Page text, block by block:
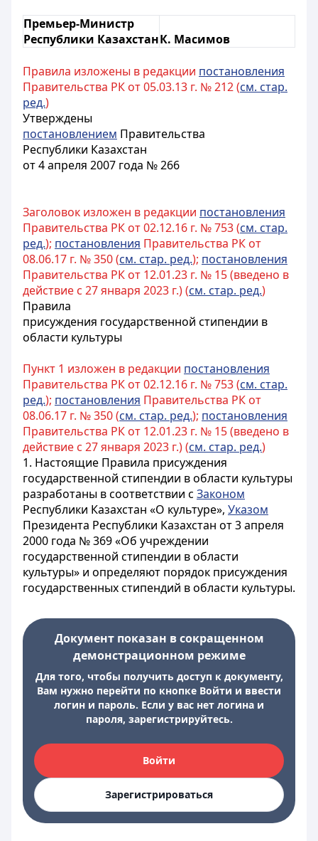
Премьер-Министр
Республики КазахстанК. Масимов
Правила изложены в редакции постановления
Правительства РК от 05.03.13 г. № 212 (см. стар.
ред.)
Утверждены
постановлением Правительства
Республики Казахстан
от 4 апреля 2007 года № 266
Заголовок изложен в редакции постановления
Правительства РК от 02.12.16 г. № 753 (см. стар.
ред.); постановления Правительства РК от
08.06.17 г. № 350 (см. стар. ред.); постановления
Правительства РК от 12.01.23 г. № 15 (введено в
действие с 27 января 2023 г.) (см. стар. ред.)
Правила
присуждения государственной стипендии в
области культуры
Пункт 1 изложен в редакции постановления
Правительства РК от 02.12.16 г. № 753 (см. стар.
ред.); постановления Правительства РК от
08.06.17 г. № 350 (см. стар. ред.); постановления
Правительства РК от 12.01.23 г. № 15 (введено в
действие с 27 января 2023 г.) (см. стар. ред.)
1. Настоящие Правила присуждения
государственной стипендии в области культуры
разработаны в соответствии с Законом
Республики Казахстан «О культуре», Указом
Президента Республики Казахстан от 3 апреля
2000 года № 369 «Об учреждении
государственной стипендии в области
культуры» и определяют порядок присуждения
государственных стипендий в области культуры.
Документ показан в сокращенном
демонстрационном режиме
Для того, чтобы получить доступ к документу,
Вам нужно перейти по кнопке Войти и ввести
логин и пароль. Если у вас нет логина и
пароля, зарегистрируйтесь.
Войти
Зарегистрироваться